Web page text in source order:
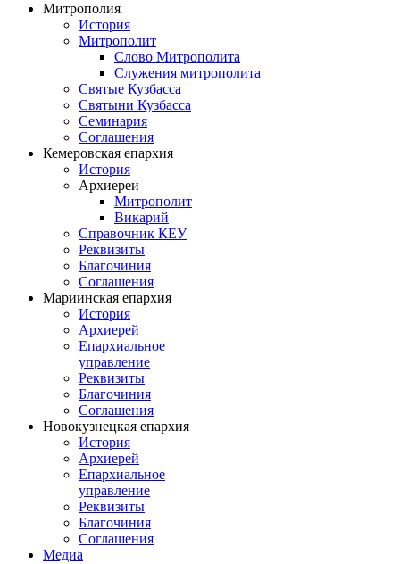
Митрополия
История
Митрополит
Слово Митрополита
Служения митрополита
Святые Кузбасса
Святыни Кузбасса
Семинария
Соглашения
Кемеровская епархия
История
Архиереи
Митрополит
Викарий
Справочник КЕУ
Реквизиты
Благочиния
Соглашения
Мариинская епархия
История
Архиерей
Епархиальное
управление
Реквизиты
Благочиния
Соглашения
Новокузнецкая епархия
История
Архиерей
Епархиальное
управление
Реквизиты
Благочиния
Соглашения
Медиа